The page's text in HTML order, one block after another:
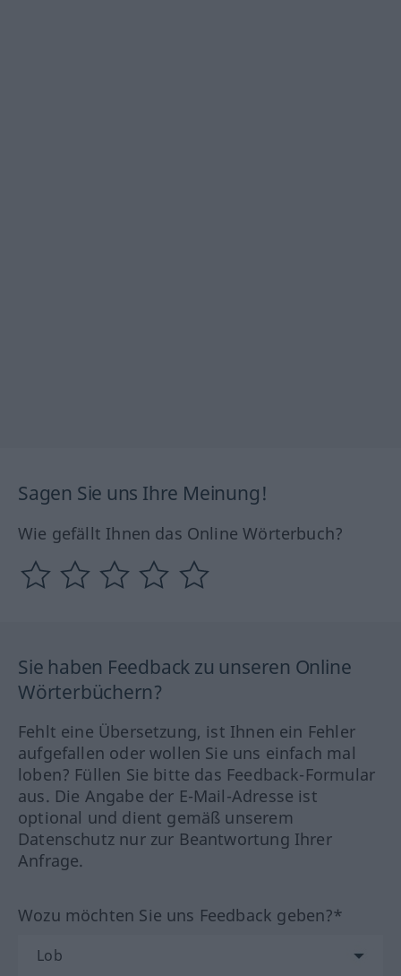
Sagen Sie uns Ihre Meinung!
Wie gefällt Ihnen das Online Wörterbuch?
Sie haben Feedback zu unseren Online
Wörterbüchern?
Fehlt eine Übersetzung, ist Ihnen ein Fehler
aufgefallen oder wollen Sie uns einfach mal
loben? Füllen Sie bitte das Feedback-Formular
aus. Die Angabe der E-Mail-Adresse ist
optional und dient gemäß unserem
Datenschutz nur zur Beantwortung Ihrer
Anfrage.
Wozu möchten Sie uns Feedback geben?*